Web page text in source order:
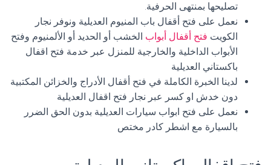
تصليحها بمنتهى الحرفية.
نعمل على فتح أقفال باب المنيوم العديلية ونوفر نجار
الكويت فتح أقفال أبواب الخشب أو الحديد أو الألمنيوم وفتح
الأبواب الداخلية والخارجية للمنزل عبر خدمة فتح اقفال
باكستاني العديلية
لدينا الخبرة الكاملة في فتح أقفال الأدراج والخزائن المكتبية
دون خدش او كسر عبر نجار فتح اقفال العديلية
نعمل على فتح ابواب سيارات العديلية بدون الحق الضرر
بالسيارة مع اشطر كادر مختص